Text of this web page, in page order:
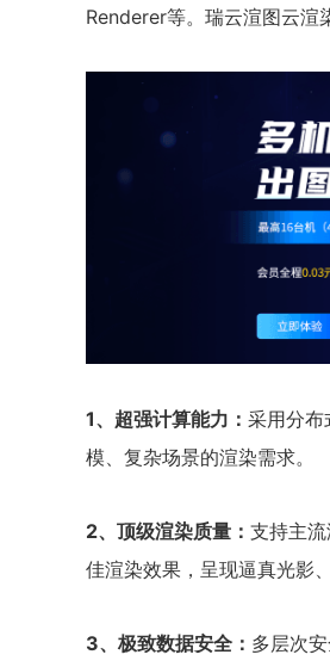
Renderer等。瑞云渲图云渲
1、超强计算能力： 采用分布
模、复杂场景的渲染需求。
2、顶级渲染质量： 支持主
佳渲染效果，呈现逼真光影
3、极致数据安全： 多层次